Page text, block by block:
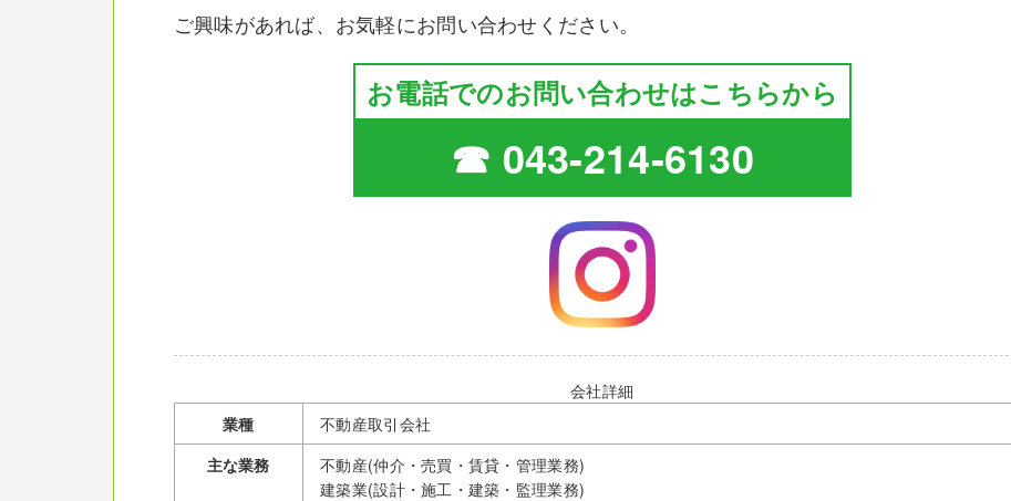
ご興味があれば、お気軽にお問い合わせください。
お電話でのお問い合わせはこちらから
☎ 043-214-6130
会社詳細
業種
不動産取引会社
主な業務
不動産(仲介・売買・賃貸・管理業務)
建築業(設計・施工・建築・監理業務)